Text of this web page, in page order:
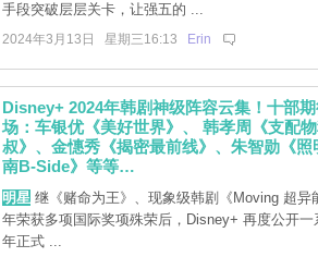
手段突破层层关卡，让强五的 ...
2024年3月13日 星期三16:13 Erin
Disney+ 2024年韩剧神级阵容云集！十部
场：车银优《美好世界》、 韩孝周《支配
叔》、金憓秀《揭密最前线》、朱智勋《
南B-Side》等等…
明星继《赌命为王》、现象级韩剧《Moving 超异
年荣获多项国际奖项殊荣后，Disney+ 再度公开一
年正式 ...